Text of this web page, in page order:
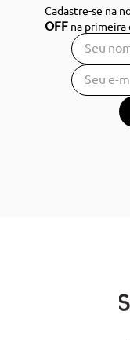
Cadastre-se na
OFF na primeira